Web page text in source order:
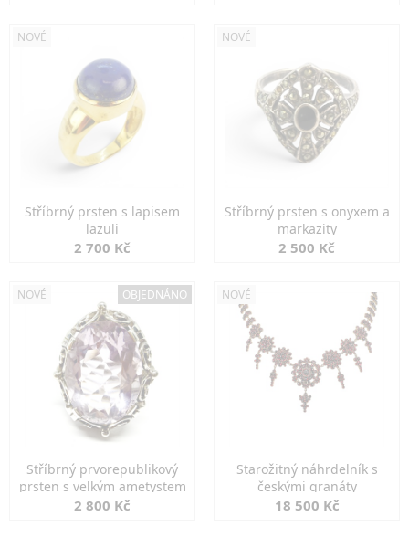
NOVÉ
Stříbrný prsten s lapisem
lazuli
2 700 Kč
NOVÉ
Stříbrný prsten s onyxem a
markazity
2 500 Kč
NOVÉ OBJEDNÁNO
Stříbrný prvorepublikový
prsten s velkým ametystem
2 800 Kč
NOVÉ
Starožitný náhrdelník s
českými granáty
18 500 Kč